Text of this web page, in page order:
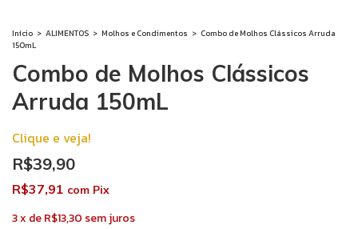
Início > ALIMENTOS > Molhos e Condimentos > Combo de Molhos Clássicos Arruda
150mL
Combo de Molhos Clássicos
Arruda 150mL
Clique e veja!
R$39,90
R$37,91 com Pix
3x deR$13,30 sem juros